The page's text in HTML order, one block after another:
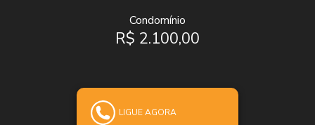
Condomínio
R$ 2.100,00
LIGUE AGORA